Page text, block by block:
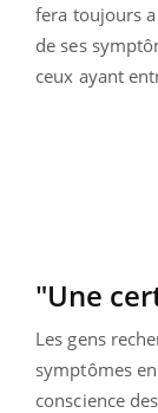
fera toujours
de ses
ceux ayant
"Une
Les gens
symptômes
conscience